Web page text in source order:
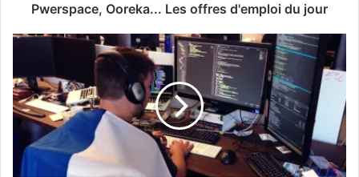
Pwerspace, Ooreka... Les offres d'emploi du jour